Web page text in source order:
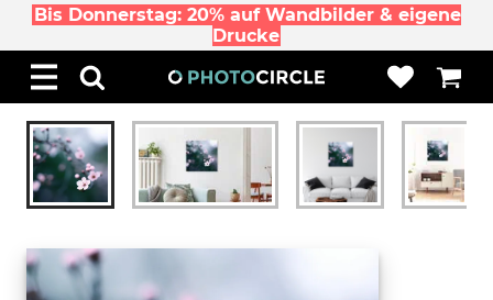
Bis Donnerstag: 20% auf Wandbilder & eigene
Drucke